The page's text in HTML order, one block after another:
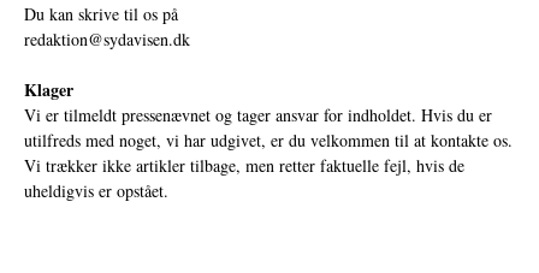
Du kan skrive til os på
redaktion@sydavisen.dk
Klager
Vi er tilmeldt pressenævnet og tager ansvar for indholdet. Hvis du er
utilfreds med noget, vi har udgivet, er du velkommen til at kontakte os.
Vi trækker ikke artikler tilbage, men retter faktuelle fejl, hvis de
uheldigvis er opstået.